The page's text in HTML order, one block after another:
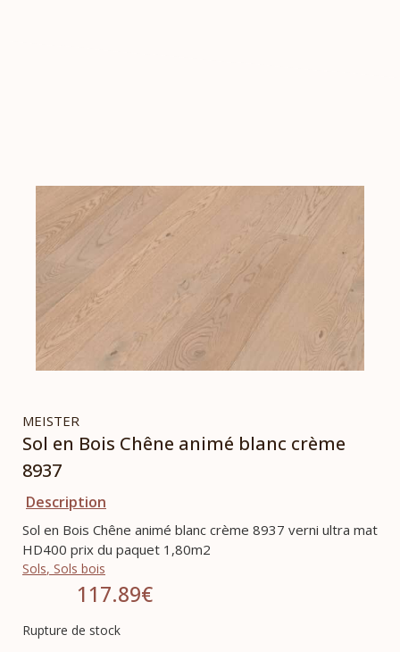
MEISTER
Sol en Bois Chêne animé blanc crème
8937
Description
Sol en Bois Chêne animé blanc crème 8937 verni ultra mat
HD400 prix du paquet 1,80m2
Sols, Sols bois
117.89€
Rupture de stock